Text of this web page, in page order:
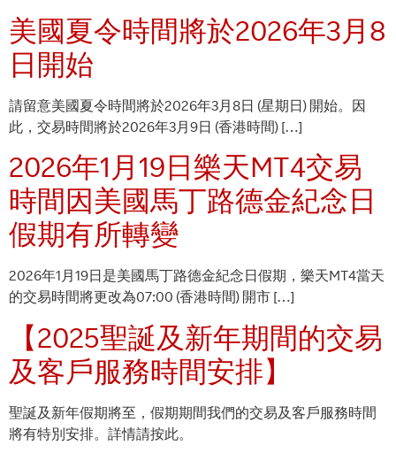
美國夏令時間將於2026年3月8
日開始
請留意美國夏令時間將於2026年3月8日 (星期日) 開始。因
此，交易時間將於2026年3月9日 (香港時間) […]
2026年1月19日樂天MT4交易
時間因美國馬丁路德金紀念日
假期有所轉變
2026年1月19日是美國馬丁路德金紀念日假期，樂天MT4當天
的交易時間將更改為07:00 (香港時間) 開市 […]
【2025聖誕及新年期間的交易
及客戶服務時間安排】
聖誕及新年假期將至，假期期間我們的交易及客戶服務時間
將有特別安排。詳情請按此。